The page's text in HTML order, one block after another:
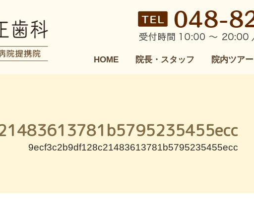
HOME 院長・スタッフ 院内ツアー
9ecf3c2b9df128c21483613781b5795235455ecc